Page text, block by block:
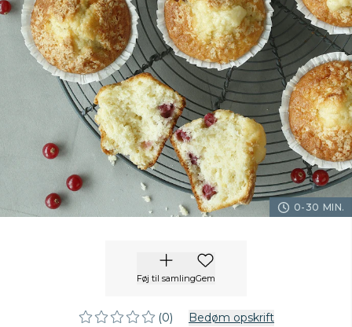
0-30 MIN.
Føj til samlingGem
(0) Bedøm opskrift